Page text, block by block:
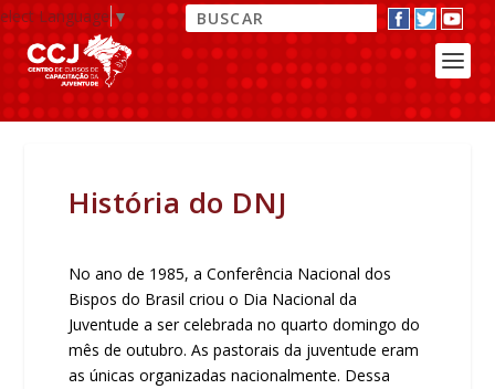
Language▼
História do DNJ
No ano de 1985, a Conferência Nacional dos
Bispos do Brasil criou o Dia Nacional da
Juventude a ser celebrada no quarto domingo do
mês de outubro. As pastorais da juventude eram
as únicas organizadas nacionalmente. Dessa